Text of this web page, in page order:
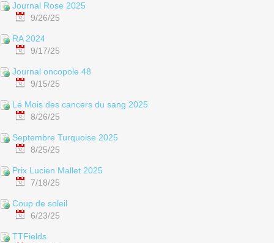
Journal Rose 2025
9/26/25
RA 2024
9/17/25
Journal oncopole 48
9/15/25
Le Mois des cancers du sang 2025
8/26/25
Septembre Turquoise 2025
8/25/25
Prix Lucien Mallet 2025
7/18/25
Coup de soleil
6/23/25
TTFields